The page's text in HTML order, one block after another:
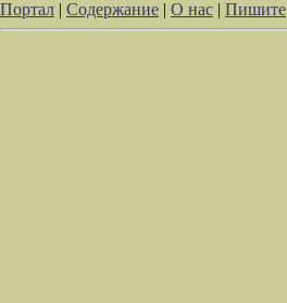
Портал | Содержание | О нас | Пишите